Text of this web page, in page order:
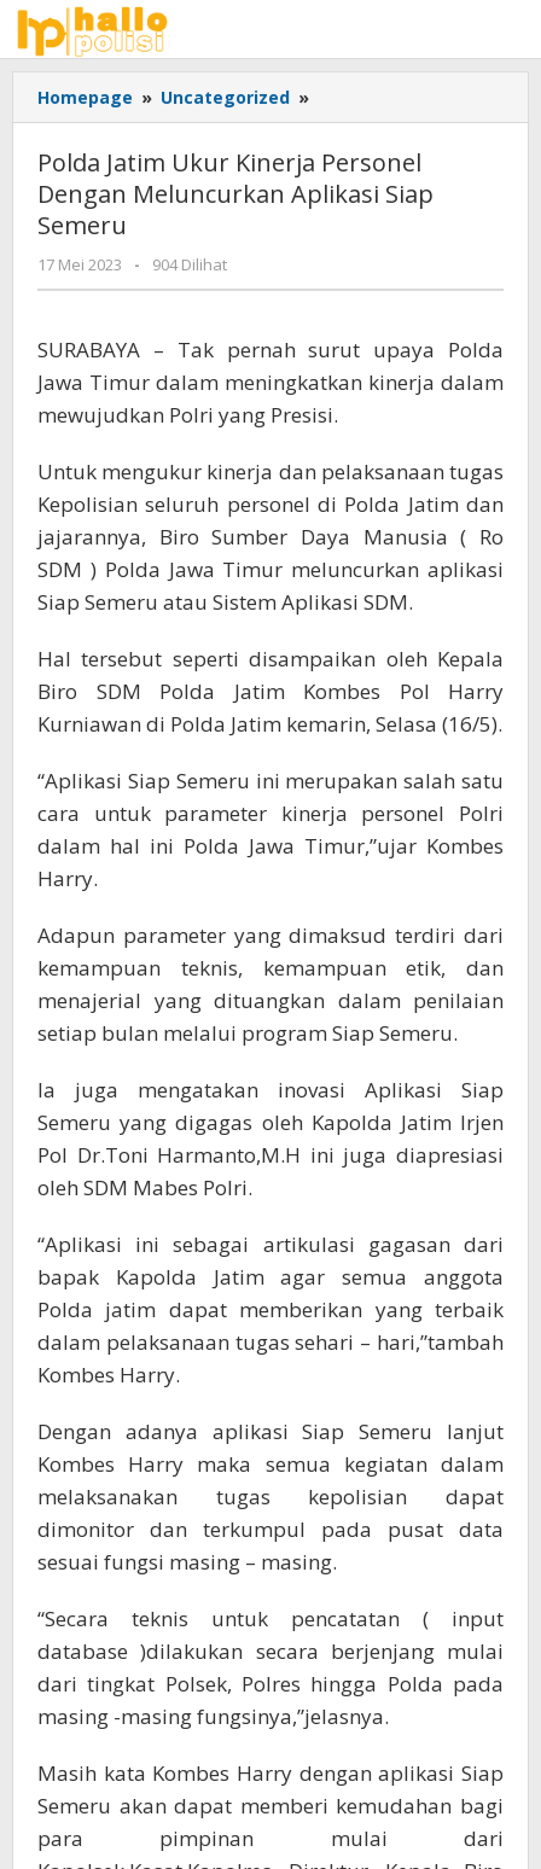
Lewati
konten
Homepage » Uncategorized »
Jatim
Kinerja
Personel
Siap
Polda Jatim Ukur Kinerja Personel
Dengan Meluncurkan Aplikasi Siap
Semeru
17 Mei 2023
oleh
Adhis
- 904 Dilihat
SURABAYA – Tak pernah surut upaya Polda
Jawa Timur dalam meningkatkan kinerja dalam
mewujudkan Polri yang Presisi.
Untuk mengukur kinerja dan pelaksanaan tugas
Kepolisian seluruh personel di Polda Jatim dan
jajarannya, Biro Sumber Daya Manusia ( Ro
SDM ) Polda Jawa Timur meluncurkan aplikasi
Siap Semeru atau Sistem Aplikasi SDM.
Hal tersebut seperti disampaikan oleh Kepala
Biro SDM Polda Jatim Kombes Pol Harry
Kurniawan di Polda Jatim kemarin, Selasa (16/5).
“Aplikasi Siap Semeru ini merupakan salah satu
cara untuk parameter kinerja personel Polri
dalam hal ini Polda Jawa Timur,”ujar Kombes
Harry.
Adapun parameter yang dimaksud terdiri dari
kemampuan teknis, kemampuan etik, dan
menajerial yang dituangkan dalam penilaian
setiap bulan melalui program Siap Semeru.
Ia juga mengatakan inovasi Aplikasi Siap
Semeru yang digagas oleh Kapolda Jatim Irjen
Pol Dr.Toni Harmanto,M.H ini juga diapresiasi
oleh SDM Mabes Polri.
“Aplikasi ini sebagai artikulasi gagasan dari
bapak Kapolda Jatim agar semua anggota
Polda jatim dapat memberikan yang terbaik
dalam pelaksanaan tugas sehari – hari,”tambah
Kombes Harry.
Dengan adanya aplikasi Siap Semeru lanjut
Kombes Harry maka semua kegiatan dalam
melaksanakan tugas kepolisian dapat
dimonitor dan terkumpul pada pusat data
sesuai fungsi masing – masing.
“Secara teknis untuk pencatatan ( input
database )dilakukan secara berjenjang mulai
dari tingkat Polsek, Polres hingga Polda pada
masing -masing fungsinya,”jelasnya.
Masih kata Kombes Harry dengan aplikasi Siap
Semeru akan dapat memberi kemudahan bagi
para pimpinan mulai dari